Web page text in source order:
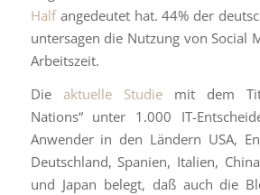
Halfangedeutet hat. 44% der
untersagen die Nutzung von Social
Arbeitszeit.
Die aktuelle Studiemit dem
Nations“ unter 1.000 IT-
Anwender in den Ländern USA,
Deutschland, Spanien, Italien,
und Japan belegt, daß auch die